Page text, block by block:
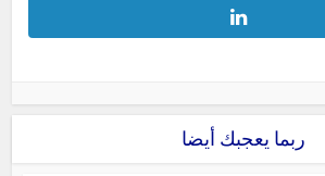
ربما يعجبك أيضا